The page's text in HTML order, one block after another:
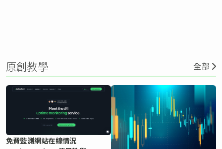
原創教學 全部
免費監測網站在線情況